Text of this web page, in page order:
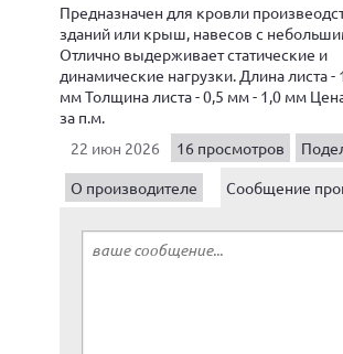
Предназначен для кровли
зданий или крыш, навесов с
Отлично выдерживает статические и
динамические нагрузки. Длина листа -
мм Толщина листа - 0,5 мм - 1,0 мм
за п.м.
22 июн 2026
16 просмотров
О производителе
Сообщение